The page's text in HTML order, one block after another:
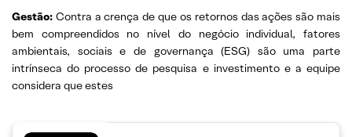
Gestão: Contra a crença de que os retornos das ações são mais
bem compreendidos no nível do negócio individual, fatores
ambientais, sociais e de governança (ESG) são uma parte
intrínseca do processo de pesquisa e investimento e a equipe
considera que estes